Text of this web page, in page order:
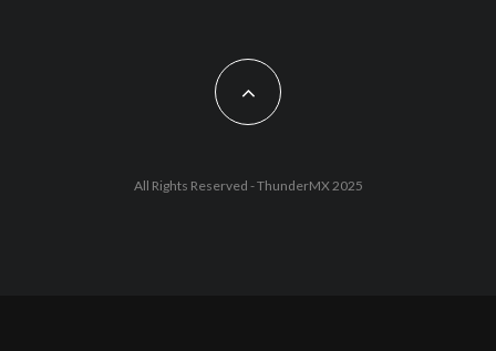
All Rights Reserved - ThunderMX 2025